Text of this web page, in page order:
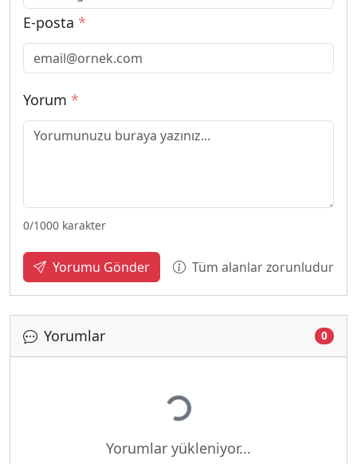
E-posta *
Yorum *
0/1000 karakter
Yorumu Gönder Tüm alanlar zorunludur
Yorumlar 0
Yükleniyor...
Yorumlar yükleniyor...